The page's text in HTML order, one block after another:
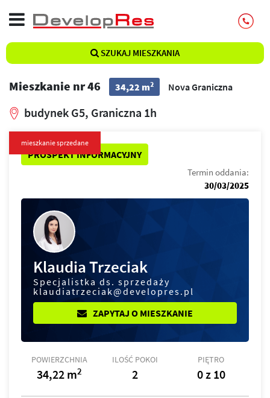
SZUKAJ MIESZKANIA
Mieszkanie nr 46 34,22 m2 Nova Graniczna
budynek G5, Graniczna 1h
PROSPEKT INFORMACYJNY
mieszkanie sprzedane
Termin oddania:
30/03/2025
Klaudia Trzeciak
Specjalistka ds. sprzedaży
klaudiatrzeciak@developres.pl
ZAPYTAJ O MIESZKANIE
POWIERZCHNIA
34,22 m2
ILOŚĆ POKOI
2
PIĘTRO
0 z 10